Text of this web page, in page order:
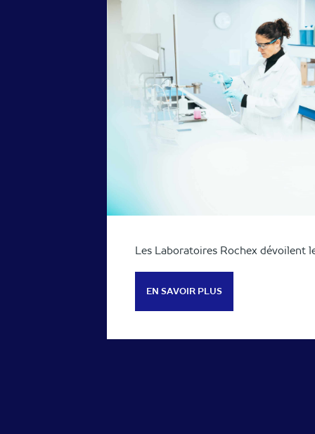
Les Laboratoires Rochex dévoilent
EN SAVOIR PLUS